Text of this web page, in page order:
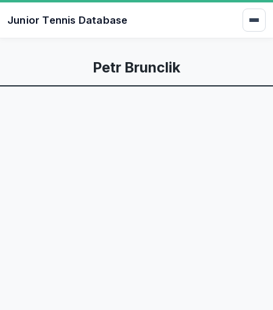
Junior Tennis Database
Petr Brunclik